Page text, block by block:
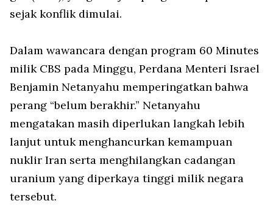
sejak konflik dimulai.
Dalam wawancara dengan program 60 Minutes
milik CBS pada Minggu, Perdana Menteri Israel
Benjamin Netanyahu memperingatkan bahwa
perang “belum berakhir.” Netanyahu
mengatakan masih diperlukan langkah lebih
lanjut untuk menghancurkan kemampuan
nuklir Iran serta menghilangkan cadangan
uranium yang diperkaya tinggi milik negara
tersebut.